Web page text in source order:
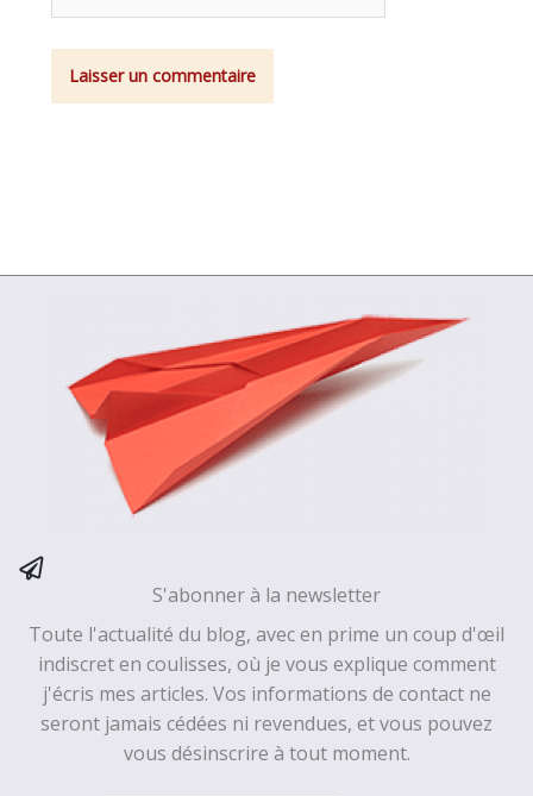
S'abonner à la newsletter
Toute l'actualité du blog, avec en prime un coup d'œil
indiscret en coulisses, où je vous explique comment
j'écris mes articles. Vos informations de contact ne
seront jamais cédées ni revendues, et vous pouvez
vous désinscrire à tout moment.